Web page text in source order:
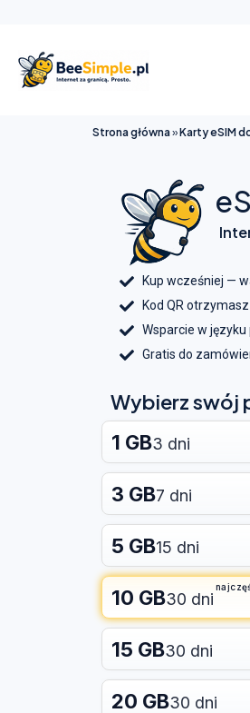
Strona główna»Karty eSIM
Kup wcześniej —
Kod QR
Wsparcie w
Gratis do
Wybierz swój
1 GB3 dni
3 GB7 dni
5 GB15 dni
10 GB30 dni
15 GB30 dni
20 GB30 dni